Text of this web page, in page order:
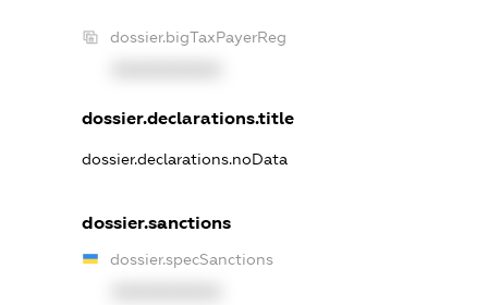
dossier.bigTaxPayerReg
dossier.declarations.title
dossier.declarations.noData
dossier.sanctions
dossier.specSanctions